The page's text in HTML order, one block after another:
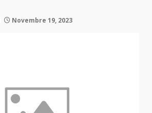
Novembre 19, 2023